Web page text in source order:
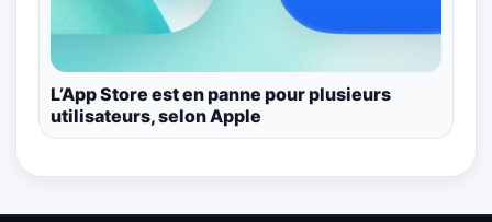
L’App Store est en panne pour plusieurs
utilisateurs, selon Apple